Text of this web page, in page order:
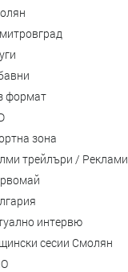
формат
зона
трейлъри / Реклами
интервю
сесии Смолян